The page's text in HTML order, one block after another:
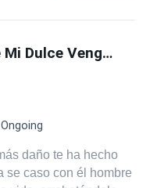
y darse otra
después de la
mismo.
La Tormenta De Mi Dulce Venganza
Ongoing
daño te ha hecho